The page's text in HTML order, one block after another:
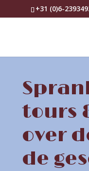
+31 (0)6-
tours
over
de